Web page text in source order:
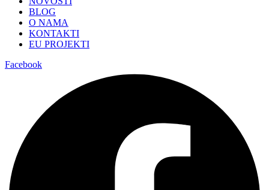
BLOG
O NAMA
KONTAKTI
EU PROJEKTI
Facebook